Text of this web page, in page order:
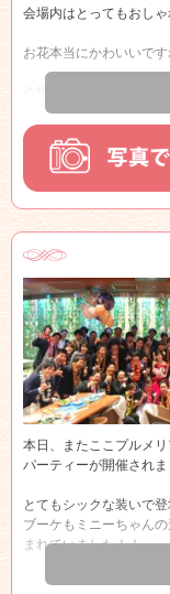
ゃったネックレスのプ
そして、新婦様から新
を大型スクリーンに映
会場内はライブ会場の
こんなお互いを想いあ
ルメリアウェディング
本当におめでとうござ
会場内はとってもおし
お花本当にかわいいです
会場に披露宴で使用さ
下さいませ♪♪
お二人の装いもマリン
会場内では様々なお客
も楽しそうでした♪♪
持ちになります☆★
そして今回はなんとい
上がり、終始笑いが絶
とっても素敵なご友人
本当におめでとうござい
本日、またここプルメ
パーティーが開催されま
とてもシックな装いで
ブーケもミニーちゃん
まれていました！！
乾杯のご発声と共に、